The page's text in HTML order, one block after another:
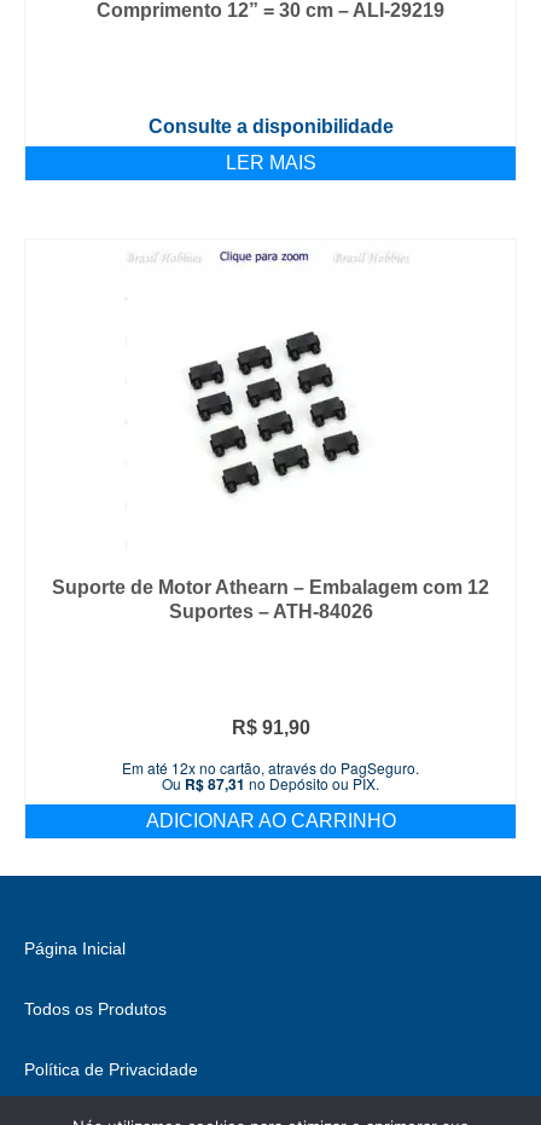
Comprimento 12” = 30 cm – ALI-29219
Consulte a disponibilidade
LER MAIS
Suporte de Motor Athearn – Embalagem com 12
Suportes – ATH-84026
R$91,90
Em até 12x no cartão, através do PagSeguro.
Ou R$87,31 no Depósito ou PIX.
ADICIONAR AO CARRINHO
Página Inicial
Todos os Produtos
Política de Privacidade